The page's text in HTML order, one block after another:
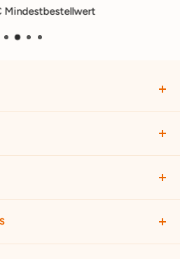
Mindestbestellwert